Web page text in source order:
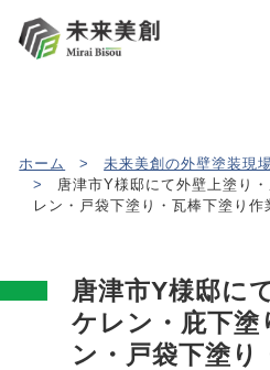
ホーム >
未来美創の外壁塗装現
>
唐津市Y様邸にて外壁上塗り
レン・戸袋下塗り・瓦棒下塗り作
唐津市Y様邸に
ケレン・庇下塗
ン・戸袋下塗り